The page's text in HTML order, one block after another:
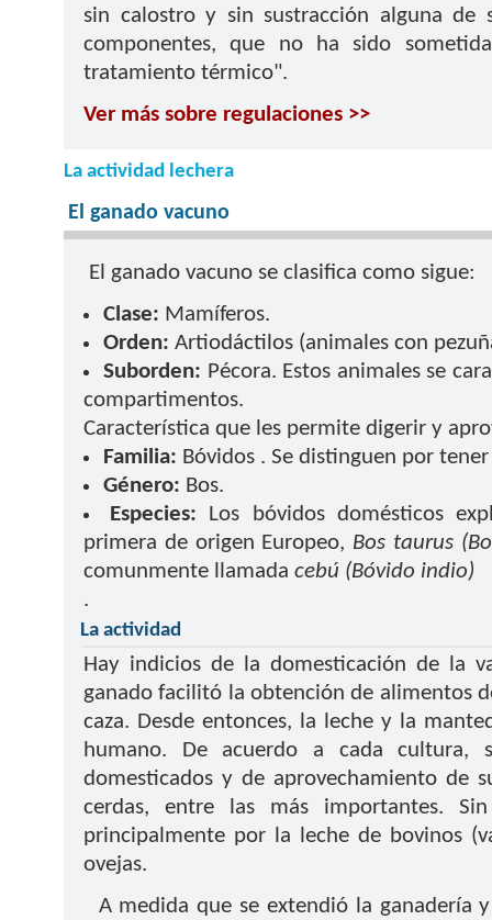
sin calostro y sin sustracción alguna de
componentes, que no ha sido
tratamiento térmico".
Ver más sobre regulaciones >>
La actividad lechera
El ganado vacuno
El ganado vacuno se clasifica como sigue:
Clase: Mamíferos.
Orden: Artiodáctilos (animales con
Suborden: Pécora. Estos animales se
compartimentos.
Característica que les permite digerir y
Familia: Bóvidos . Se distinguen por
Género: Bos.
Especies: Los bóvidos domésticos
primera de origen Europeo, Bos taurus
comunmente llamada cebú (Bóvido indio)
.
La actividad
Hay indicios de la domesticación de la
ganado facilitó la obtención de alimentos
caza. Desde entonces, la leche y la
humano. De acuerdo a cada cultura,
domesticados y de aprovechamiento de
cerdas, entre las más importantes.
principalmente por la leche de bovinos
ovejas.
A medida que se extendió la ganadería